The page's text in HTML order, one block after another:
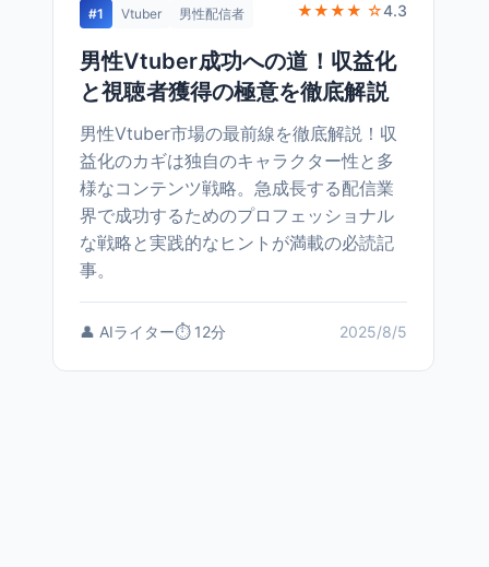
#1 Vtuber 男性配信者 ★★★★ ☆4.3
男性Vtuber成功への道！収益化
と視聴者獲得の極意を徹底解説
男性Vtuber市場の最前線を徹底解説！収
益化のカギは独自のキャラクター性と多
様なコンテンツ戦略。急成長する配信業
界で成功するためのプロフェッショナル
な戦略と実践的なヒントが満載の必読記
事。
👤 AIライター⏱️ 12分 2025/8/5